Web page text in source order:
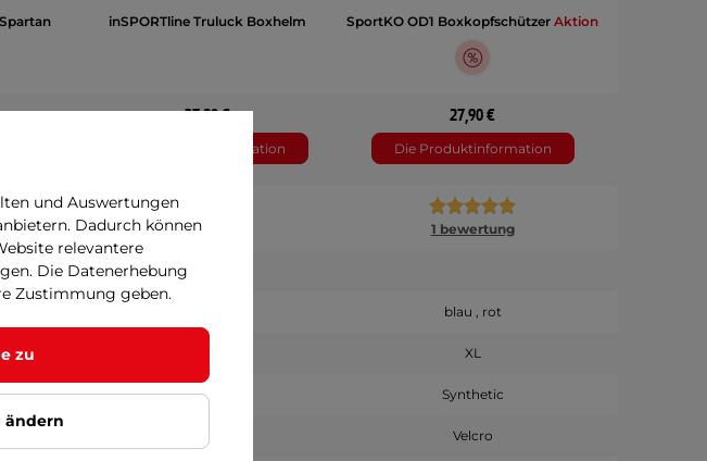
inSPORTline Truluck Boxhelm SportKO OD1 Boxkopfschützer Aktion
37,90 €
Die Produktinformation
27,90 €
Die Produktinformation
1 bewertung
blau , rot
XL
Polyurethan Synthetic
Velcro
und Auswertungen
Dadurch können
relevantere
Die Datenerhebung
Zustimmung geben.
zu
ändern